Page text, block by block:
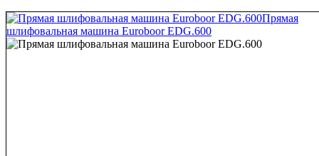
Прямая
шлифовальная машина Euroboor EDG.600